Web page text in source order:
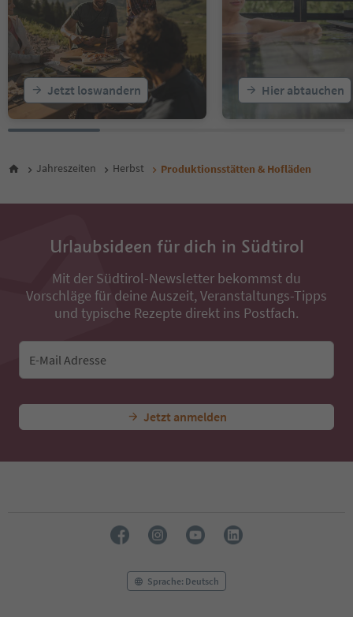
Jetzt loswandern Hier abtauchen
Jahreszeiten Herbst Produktionsstätten & Hofläden
Urlaubsideen für dich in Südtirol
Mit der Südtirol-Newsletter bekommst du
Vorschläge für deine Auszeit, Veranstaltungs-Tipps
und typische Rezepte direkt ins Postfach.
E-Mail Adresse
Jetzt anmelden
Sprache: Deutsch